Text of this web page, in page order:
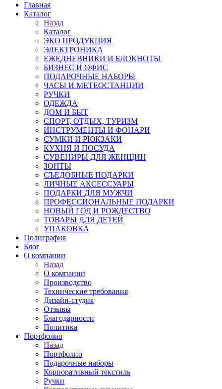
Главная
Каталог
Назад
Каталог
ЭКО ПРОДУКЦИЯ
ЭЛЕКТРОНИКА
ЕЖЕДНЕВНИКИ И БЛОКНОТЫ
БИЗНЕС И ОФИС
ПОДАРОЧНЫЕ НАБОРЫ
ЧАСЫ И МЕТЕОСТАНЦИИ
РУЧКИ
ОДЕЖДА
ДОМ И БЫТ
СПОРТ, ОТДЫХ, ТУРИЗМ
ИНСТРУМЕНТЫ И ФОНАРИ
СУМКИ И РЮКЗАКИ
КУХНЯ И ПОСУДА
СУВЕНИРЫ ДЛЯ ЖЕНЩИН
ЗОНТЫ
СЪЕДОБНЫЕ ПОДАРКИ
ЛИЧНЫЕ АКСЕССУАРЫ
ПОДАРКИ ДЛЯ МУЖЧИ
ПРОФЕССИОНАЛЬНЫЕ ПОДАРКИ
НОВЫЙ ГОД И РОЖДЕСТВО
ТОВАРЫ ДЛЯ ДЕТЕЙ
УПАКОВКА
Полиграфия
Блог
О компании
Назад
О компании
Производство
Технические требования
Дизайн-студия
Отзывы
Благодарности
Политика
Портфолио
Назад
Портфолио
Подарочные наборы
Корпоративный текстиль
Ручки